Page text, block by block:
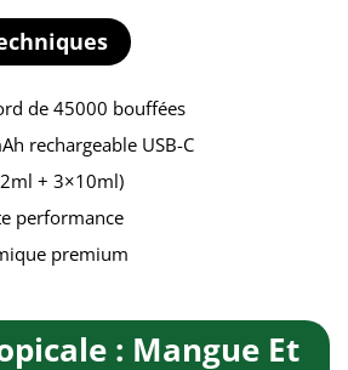
de 45000 bouffées
rechargeable USB-C
+ 3×10ml)
performance
premium
: Mangue Et